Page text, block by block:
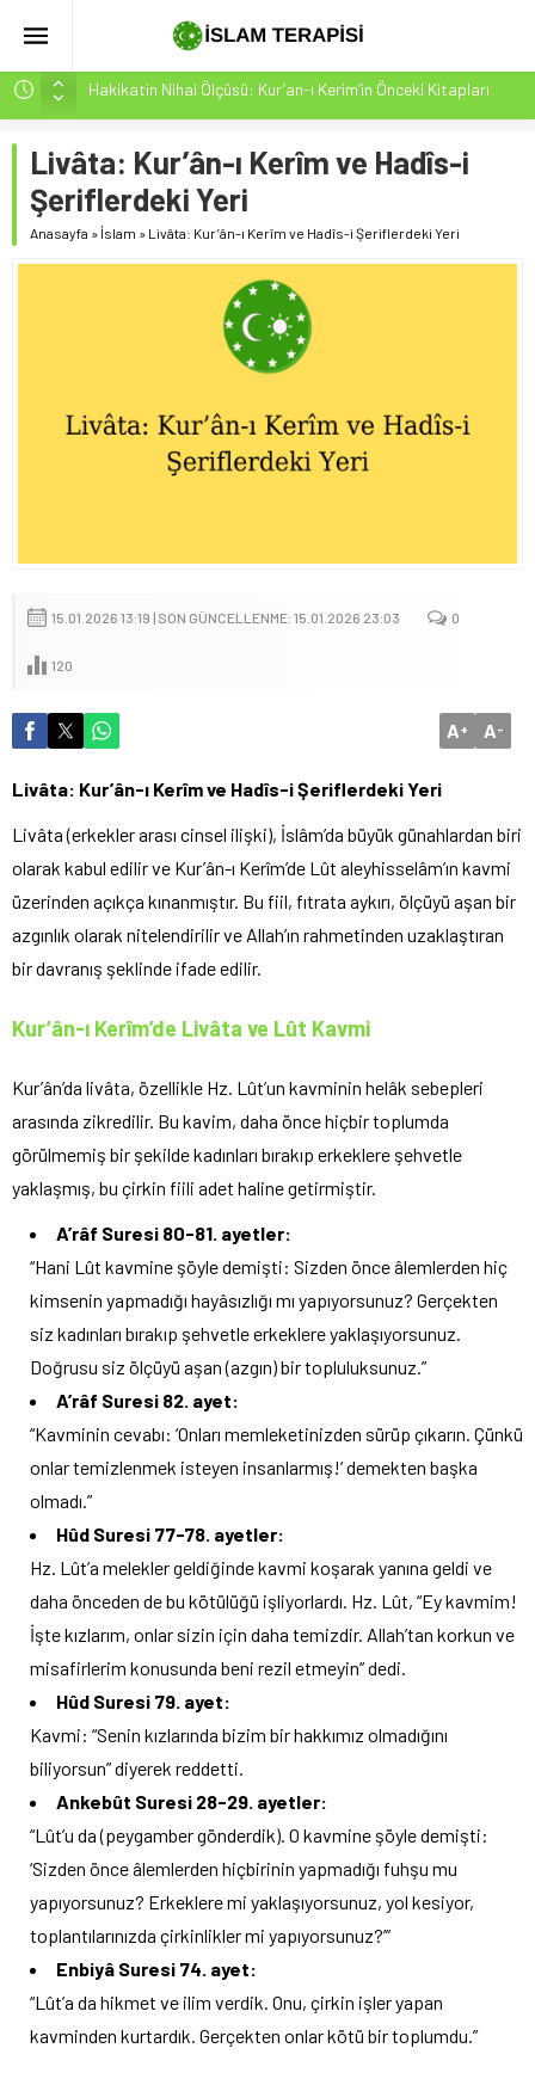
Hakikatin Nihai Ölçüsü: Kur’an-ı Kerim’in Önceki Kitapları
Peygamber Müjdesi Mehdi Mesih’in Gelişi Kitabımız
26.07.2026 Tarihinde Güncellenmiştir(ÇOK ÖNEMLİ)
İsrâ Sûresi(17) 1. Ayet’in 7 Dilde Yazılışı
SAKIN ÇOĞUNLUK SİZİ ALDATMASIN
Sayının Değil, İmanın Gücü: Azın Çokluğa Üstünlüğü
Livâta: Kur’ân-ı Kerîm ve Hadîs-i
Şeriflerdeki Yeri
Anasayfa » İslam » Livâta: Kur’ân-ı Kerîm ve Hadîs-i Şeriflerdeki Yeri
15.01.2026 13:19 | SON GÜNCELLENME: 15.01.2026 23:03 0
120
A+ A-
Livâta: Kur’ân-ı Kerîm ve Hadîs-i Şeriflerdeki Yeri
Livâta (erkekler arası cinsel ilişki), İslâm’da büyük günahlardan biri
olarak kabul edilir ve Kur’ân-ı Kerîm’de Lût aleyhisselâm’ın kavmi
üzerinden açıkça kınanmıştır. Bu fiil, fıtrata aykırı, ölçüyü aşan bir
azgınlık olarak nitelendirilir ve Allah’ın rahmetinden uzaklaştıran
bir davranış şeklinde ifade edilir.
Kur’ân-ı Kerîm’de Livâta ve Lût Kavmi
Kur’ân’da livâta, özellikle Hz. Lût’un kavminin helâk sebepleri
arasında zikredilir. Bu kavim, daha önce hiçbir toplumda
görülmemiş bir şekilde kadınları bırakıp erkeklere şehvetle
yaklaşmış, bu çirkin fiili adet haline getirmiştir.
A’râf Suresi 80-81. ayetler:
“Hani Lût kavmine şöyle demişti: Sizden önce âlemlerden hiç
kimsenin yapmadığı hayâsızlığı mı yapıyorsunuz? Gerçekten
siz kadınları bırakıp şehvetle erkeklere yaklaşıyorsunuz.
Doğrusu siz ölçüyü aşan (azgın) bir topluluksunuz.”
A’râf Suresi 82. ayet:
“Kavminin cevabı: ‘Onları memleketinizden sürüp çıkarın. Çünkü
onlar temizlenmek isteyen insanlarmış!’ demekten başka
olmadı.”
Hûd Suresi 77-78. ayetler:
Hz. Lût’a melekler geldiğinde kavmi koşarak yanına geldi ve
daha önceden de bu kötülüğü işliyorlardı. Hz. Lût, “Ey kavmim!
İşte kızlarım, onlar sizin için daha temizdir. Allah’tan korkun ve
misafirlerim konusunda beni rezil etmeyin” dedi.
Hûd Suresi 79. ayet:
Kavmi: “Senin kızlarında bizim bir hakkımız olmadığını
biliyorsun” diyerek reddetti.
Ankebût Suresi 28-29. ayetler:
“Lût’u da (peygamber gönderdik). O kavmine şöyle demişti:
‘Sizden önce âlemlerden hiçbirinin yapmadığı fuhşu mu
yapıyorsunuz? Erkeklere mi yaklaşıyorsunuz, yol kesiyor,
toplantılarınızda çirkinlikler mi yapıyorsunuz?’”
Enbiyâ Suresi 74. ayet:
“Lût’a da hikmet ve ilim verdik. Onu, çirkin işler yapan
kavminden kurtardık. Gerçekten onlar kötü bir toplumdu.”